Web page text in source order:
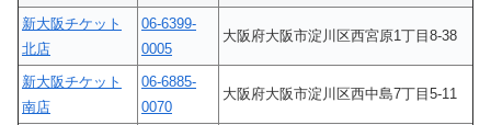
新大阪チケット
北店
06-6399-
0005
大阪府大阪市淀川区西宮原1丁目8-38
新大阪チケット
南店
06-6885-
0070
大阪府大阪市淀川区西中島7丁目5-11